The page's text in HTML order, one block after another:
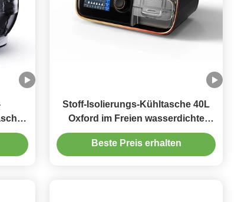
Stoff-Isolierungs-Kühltasche 40L
Oxford im Freien wasserdichte
Houlder-Spanne
Beste Preis erhalten